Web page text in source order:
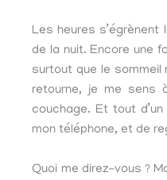
Les heures s’égrènent
de la nuit. Encore une
surtout que le sommeil
retourne, je me sens
couchage. Et tout
mon téléphone, et de
Quoi me direz-vous ?